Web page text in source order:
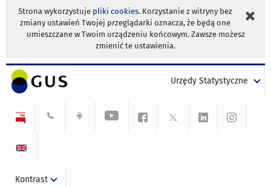
Strona wykorzystuje pliki cookies. Korzystanie z witryny bez
zmiany ustawień Twojej przeglądarki oznacza, że będą one
umieszczane w Twoim urządzeniu końcowym. Zawsze możesz
zmienić te ustawienia.
Urzędy Statystyczne
Kontrast